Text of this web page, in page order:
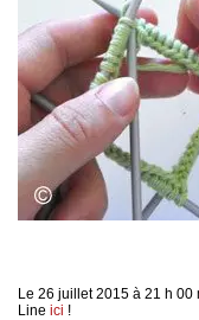
Le 26 juillet 2015 à 21 h
Line ici !